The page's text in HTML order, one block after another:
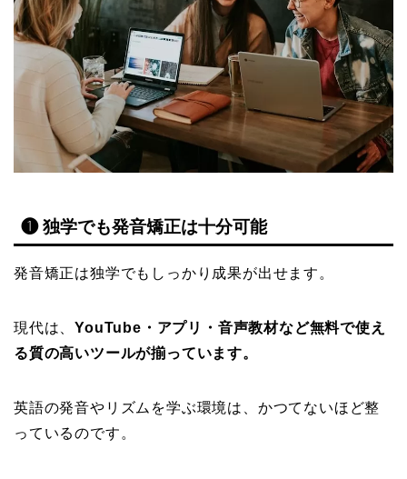
❶ 独学でも発音矯正は十分可能
発音矯正は独学でもしっかり成果が出せます。
現代は、YouTube・アプリ・音声教材など無料で使え
る質の高いツールが揃っています。
英語の発音やリズムを学ぶ環境は、かつてないほど整
っているのです。